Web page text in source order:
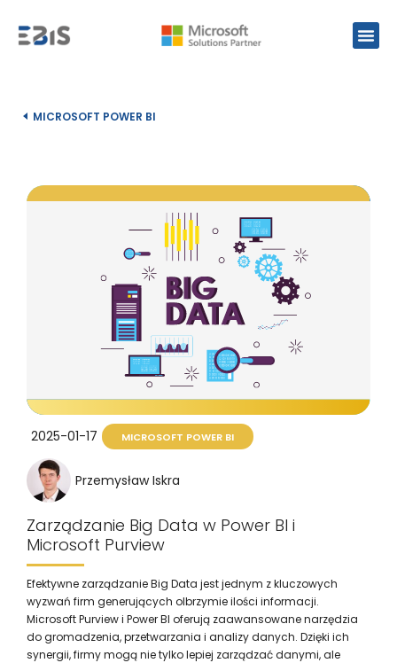
MICROSOFT POWER BI
2025-01-17 MICROSOFT POWER BI
Przemysław Iskra
Zarządzanie Big Data w Power BI i
Microsoft Purview
Efektywne zarządzanie Big Data jest jednym z kluczowych
wyzwań firm generujących olbrzymie ilości informacji.
Microsoft Purview i Power BI oferują zaawansowane narzędzia
do gromadzenia, przetwarzania i analizy danych. Dzięki ich
synergii, firmy mogą nie tylko lepiej zarządzać danymi, ale